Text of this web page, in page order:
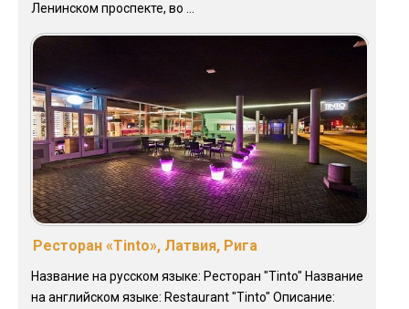
Ленинском проспекте, во ...
Ресторан «Tinto», Латвия, Рига
Название на русском языке: Ресторан "Tinto" Название
на английском языке: Restaurant "Tinto" Описание: